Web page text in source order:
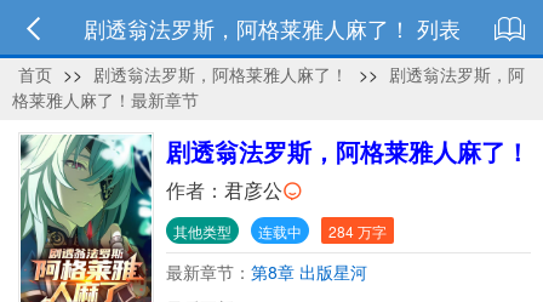
剧透翁法罗斯，阿格莱雅人麻了！ 列表
首页 >> 剧透翁法罗斯，阿格莱雅人麻了！ >> 剧透翁法罗斯，阿
格莱雅人麻了！最新章节
剧透翁法罗斯，阿格莱雅人麻了！
作者： 君彦公
其他类型 连载中 284 万字
最新章节： 第8章 出版星河